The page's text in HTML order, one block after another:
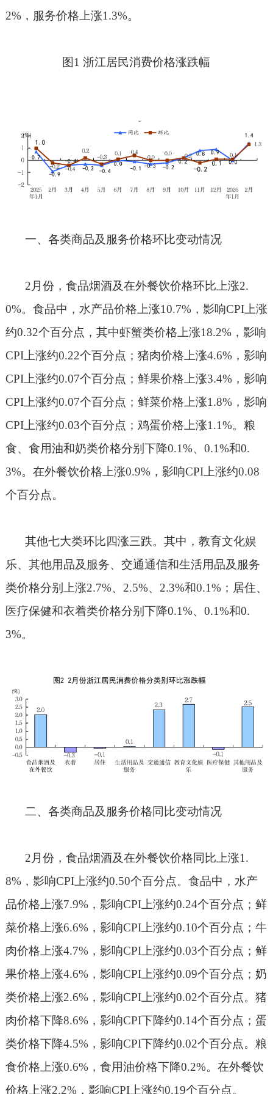
2%，服务价格上涨1.3%。
图1浙江居民消费价格涨跌幅
一、各类商品及服务价格环比变动情况
2月份，食品烟酒及在外餐饮价格环比上涨2.
0%。食品中，水产品价格上涨10.7%，影响CPI上涨
约0.32个百分点，其中虾蟹类价格上涨18.2%，影响
CPI上涨约0.22个百分点；猪肉价格上涨4.6%，影响
CPI上涨约0.07个百分点；鲜果价格上涨3.4%，影响
CPI上涨约0.07个百分点；鲜菜价格上涨1.8%，影响
CPI上涨约0.03个百分点；鸡蛋价格上涨1.1%。粮
食、食用油和奶类价格分别下降0.1%、 0.1%和0.
3%。在外餐饮价格上涨0.9%，影响CPI上涨约0.08
个百分点。
其他七大类环比四涨三跌。其中，教育文化娱
乐、其他用品及服务、交通通信和生活用品及服务
类价格分别上涨2.7%、 2.5%、 2.3%和0.1%；居住、
医疗保健和衣着类价格分别下降0.1%、 0.1%和0.
3%。
二、各类商品及服务价格同比变动情况
2 月份，食品烟酒及在外餐饮价格同比上涨1.
8%，影响CPI上涨约0.50个百分点。食品中，水产
品价格上涨7.9%，影响CPI上涨约0.24个百分点；鲜
菜价格上涨6.6%，影响CPI上涨约0.10个百分点；牛
肉价格上涨4.7%，影响CPI上涨约0.03个百分点；鲜
果价格上涨4.6%，影响CPI上涨约0.09个百分点；奶
类价格上涨2.6%，影响CPI上涨约0.02个百分点。猪
肉价格下降8.6%，影响CPI下降约0.14个百分点；蛋
类价格下降4.5%，影响CPI下降约0.02个百分点。粮
食价格上涨0.6%，食用油价格下降0.2%。在外餐饮
价格上涨2.2%，影响CPI上涨约0.19个百分点。